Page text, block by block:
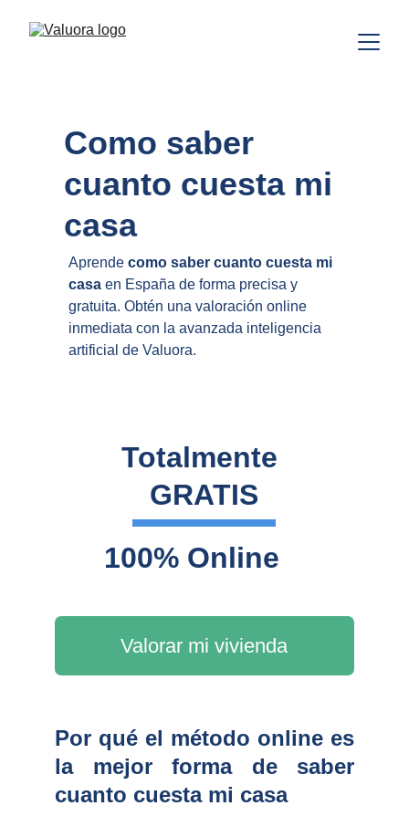
Como saber
cuanto cuesta mi
casa
Aprende como saber cuanto cuesta mi
casa en España de forma precisa y
gratuita. Obtén una valoración online
inmediata con la avanzada inteligencia
artificial de Valuora.
Totalmente
GRATIS
Valorar mi vivienda
100% Online
Por qué el método online es
la mejor forma de saber
cuanto cuesta mi casa